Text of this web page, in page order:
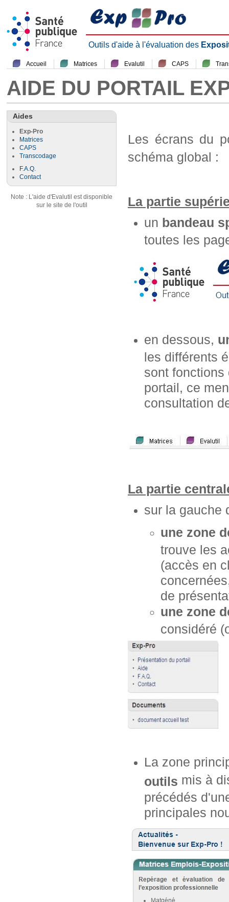
Outils d'aide à l'évaluation des
Accueil Matrices Evalutil CAPS
AIDE DU PORTAIL
Aides
Exp-Pro
Matrices
CAPS
Transcodage
F.A.Q.
Contact
Note : L'aide d'Evalutil est disponible
sur le site de l'outil
Les écrans du
schéma global :
La partie
un bandeau
toutes les
en dessous,
les différents
sont fonctions
portail, ce
consultation
La partie
sur la gauche
une zone
trouve les
(accès en
de
une zone
considéré
La zone
outils mis à
précédés
principales